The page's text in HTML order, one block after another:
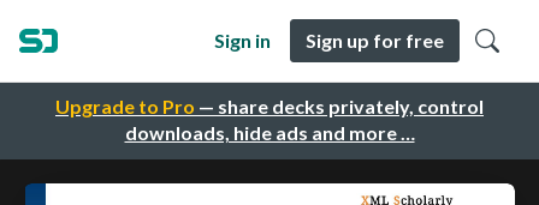
Upgrade to Pro — share decks privately, control
downloads, hide ads and more …
Sign in Sign up for free